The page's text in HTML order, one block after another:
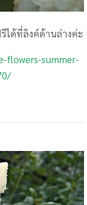
ได้ที่ลิงค์ด้านล่างค่ะ
flowers-summer-